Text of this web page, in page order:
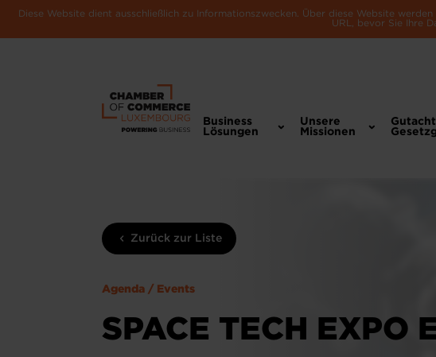
Diese Website dient ausschließlich zu Informationszwecken. Über diese Website
URL, bevor Sie Ihre
Business
Lösungen
Unsere
Missionen
Zurück zur Liste
Agenda / Events
SPACE TECH EXPO